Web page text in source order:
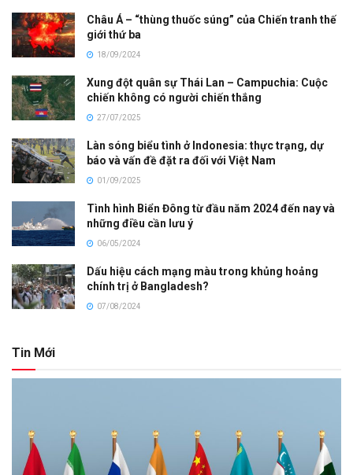
Châu Á – “thùng thuốc súng” của Chiến tranh thế
giới thứ ba
18/09/2024
Xung đột quân sự Thái Lan – Campuchia: Cuộc
chiến không có người chiến thắng
27/07/2025
Làn sóng biểu tình ở Indonesia: thực trạng, dự
báo và vấn đề đặt ra đối với Việt Nam
01/09/2025
Tình hình Biển Đông từ đầu năm 2024 đến nay và
những điều cần lưu ý
06/05/2024
Dấu hiệu cách mạng màu trong khủng hoảng
chính trị ở Bangladesh?
07/08/2024
Tin Mới